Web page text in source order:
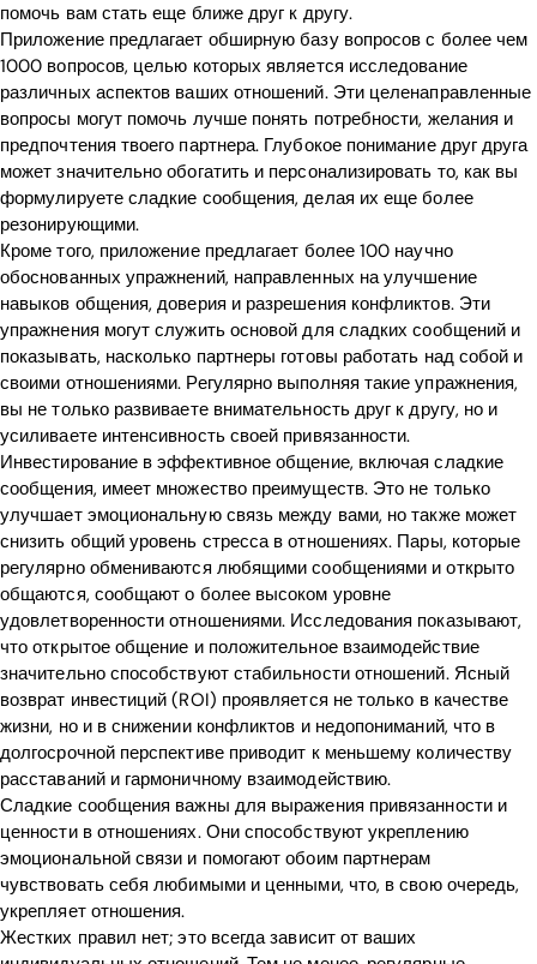
помочь вам стать еще ближе друг к другу.
Приложение предлагает обширную базу вопросов с более чем
1000 вопросов, целью которых является исследование
различных аспектов ваших отношений. Эти целенаправленные
вопросы могут помочь лучше понять потребности, желания и
предпочтения твоего партнера. Глубокое понимание друг друга
может значительно обогатить и персонализировать то, как вы
формулируете сладкие сообщения, делая их еще более
резонирующими.
Кроме того, приложение предлагает более 100 научно
обоснованных упражнений, направленных на улучшение
навыков общения, доверия и разрешения конфликтов. Эти
упражнения могут служить основой для сладких сообщений и
показывать, насколько партнеры готовы работать над собой и
своими отношениями. Регулярно выполняя такие упражнения,
вы не только развиваете внимательность друг к другу, но и
усиливаете интенсивность своей привязанности.
Инвестирование в эффективное общение, включая сладкие
сообщения, имеет множество преимуществ. Это не только
улучшает эмоциональную связь между вами, но также может
снизить общий уровень стресса в отношениях. Пары, которые
регулярно обмениваются любящими сообщениями и открыто
общаются, сообщают о более высоком уровне
удовлетворенности отношениями. Исследования показывают,
что открытое общение и положительное взаимодействие
значительно способствуют стабильности отношений. Ясный
возврат инвестиций (ROI) проявляется не только в качестве
жизни, но и в снижении конфликтов и недопониманий, что в
долгосрочной перспективе приводит к меньшему количеству
расставаний и гармоничному взаимодействию.
Сладкие сообщения важны для выражения привязанности и
ценности в отношениях. Они способствуют укреплению
эмоциональной связи и помогают обоим партнерам
чувствовать себя любимыми и ценными, что, в свою очередь,
укрепляет отношения.
Жестких правил нет; это всегда зависит от ваших